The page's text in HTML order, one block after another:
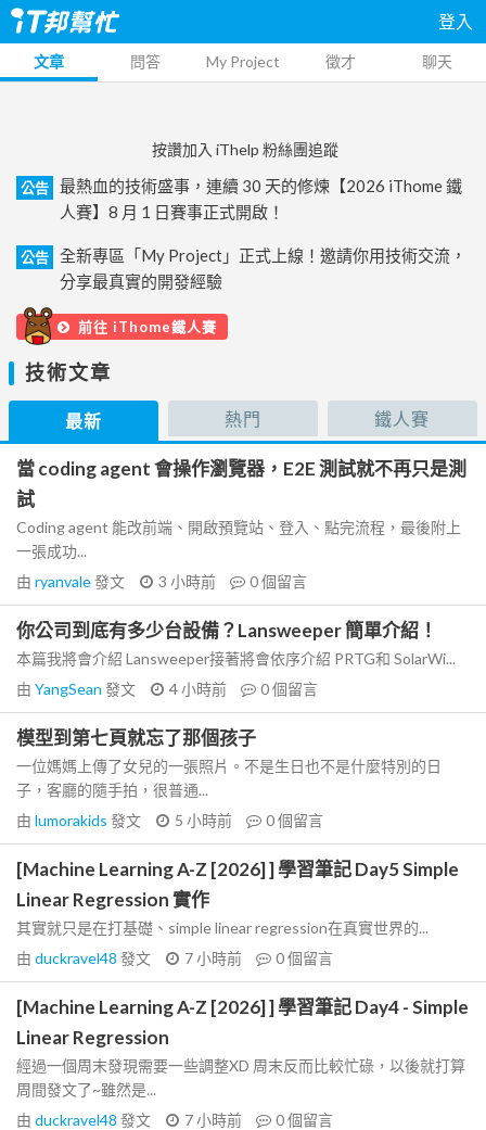
登入
文章 問答 My Project 徵才 聊天
按讚加入 iThelp 粉絲團追蹤
公告
最熱血的技術盛事，連續 30 天的修煉【2026 iThome 鐵
人賽】8 月 1 日賽事正式開啟！
公告
全新專區「My Project」正式上線！邀請你用技術交流，
分享最真實的開發經驗
前往 iThome鐵人賽
技術文章
最新 熱門 鐵人賽
當 coding agent 會操作瀏覽器，E2E 測試就不再只是測
試
Coding agent 能改前端、開啟預覽站、登入、點完流程，最後附上
一張成功...
由 ryanvale發文 3 小時前 0個留言
你公司到底有多少台設備？Lansweeper 簡單介紹！
本篇我將會介紹 Lansweeper接著將會依序介紹 PRTG和 SolarWi...
由 YangSean 發文 4 小時前 0個留言
模型到第七頁就忘了那個孩子
一位媽媽上傳了女兒的一張照片。不是生日也不是什麼特別的日
子，客廳的隨手拍，很普通...
由 lumorakids 發文 5 小時前 0個留言
[Machine Learning A-Z [2026] ] 學習筆記 Day5 Simple
Linear Regression 實作
其實就只是在打基礎、simple linear regression在真實世界的...
由 duckravel48 發文 7 小時前 0個留言
[Machine Learning A-Z [2026] ] 學習筆記 Day4 - Simple
Linear Regression
經過一個周末發現需要一些調整XD 周末反而比較忙碌，以後就打算
周間發文了~雖然是...
由 duckravel48 發文 7 小時前 0個留言